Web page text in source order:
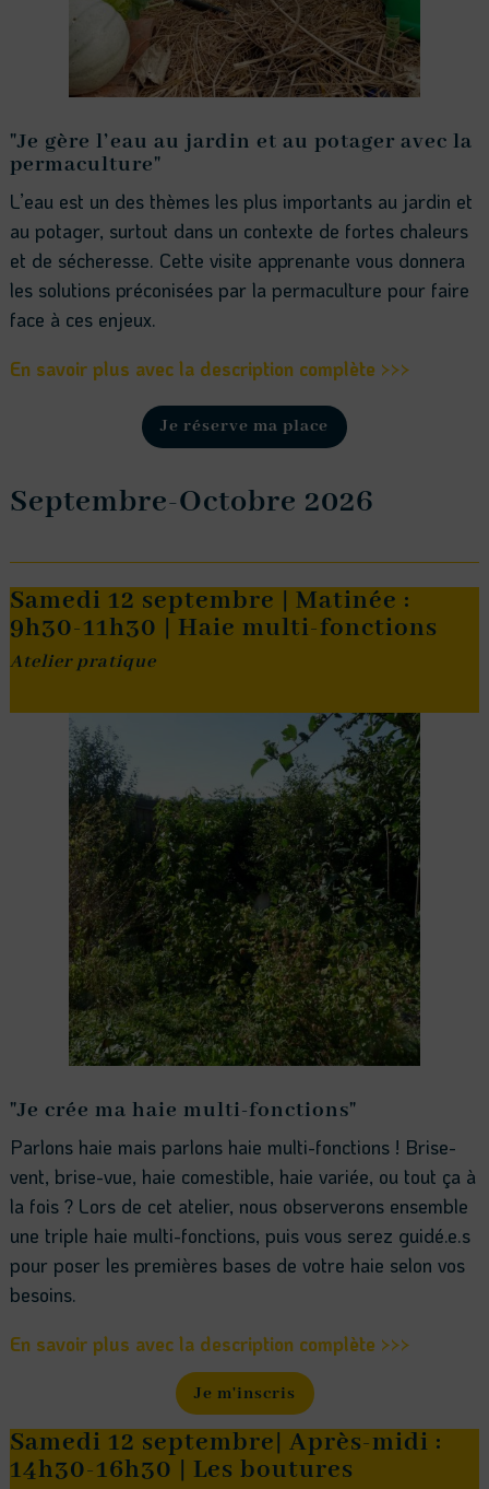
"Je gère l’eau au jardin et au potager avec la
permaculture"
L’eau est un des thèmes les plus importants au jardin et
au potager, surtout dans un contexte de fortes chaleurs
et de sécheresse. Cette visite apprenante vous donnera
les solutions préconisées par la permaculture pour faire
face à ces enjeux.
En savoir plus avec la description complète >>>
Je réserve ma place
Septembre-Octobre 2026
Samedi 12 septembre | Matinée :
9h30-11h30 | Haie multi-fonctions
Atelier pratique
"Je crée ma haie multi-fonctions"
Parlons haie mais parlons haie multi-fonctions ! Brise-
vent, brise-vue, haie comestible, haie variée, ou tout ça à
la fois ? Lors de cet atelier, nous observerons ensemble
une triple haie multi-fonctions, puis vous serez guidé.e.s
pour poser les premières bases de votre haie selon vos
besoins.
En savoir plus avec la description complète >>>
Je m'inscris
Samedi 12 septembre| Après-midi :
14h30-16h30 | Les boutures